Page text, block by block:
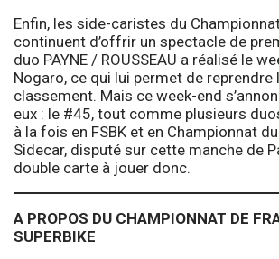
Enfin, les side-caristes du
continuent d’offrir un spectacle de
duo PAYNE / ROUSSEAU a réalisé le
Nogaro, ce qui lui permet de reprendre
classement. Mais ce week-end
eux : le #45, tout comme plusieurs
à la fois en FSBK et en Championnat
Sidecar, disputé sur cette manche de
double carte à jouer donc.
A PROPOS DU CHAMPIONNAT DE
SUPERBIKE